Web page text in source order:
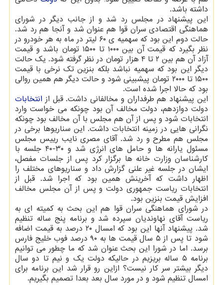
داشته باشد.
این پیشنهاد در مجلس رد شد و از جانب دیگر در شورای
هماهنگی اقتصادی سران قوا هم عنوان شد و آنجا هم رد شد.
حالت دوم این بود كه سهمیه ی ۶۰ لیتر در ماه به هر خودرو در
نظر بگیرد كه قیمت آن بین ۱۰۰۰ تا ۱۵۰۰ تومان باشد و قیمت
آزاد آن هم بین ۲ تا ۴ هزار تومان در نظر گرفته شود. یك حالت
دیگر این بود كه سهمیه نباشد بلكه بنزین تك نرخی با قیمت
۱۵۰۰ تا ۲۰۰۰ تومان پیشبینی شود و حالت دیگر هم همین روالی
بود كه حالا اجرا شده است.
این پیشنهاد هم طرفداران و مخالفانی داشت. قبل از انتخابات
دولت دوازدهم، دولت مخالف آن بود چونكه می خواست وارد
انتخابات شود و پس از آن هم مجلس با آن مخالف بود چونكه
نگرانی هایی در زمینه انتخابات داشت. این سناریوها برخی در
مجلس هم مطرح و رد شد. آقای مصری نایب رییس مجلس
مسئول یارانه ها و حامل های انرژی شد و ۳۰-۴۰ جلسه با
كارشناسان وزارت خانه ها برگزار كرد پس از جلسات مفصل،
ایشان در جلسه غیر علنی گزارش داد و سناریوهای مختلف را
اظهار داشت كه آخرینش همین بود كه اجرا شد. قبل از
انتخابات ریاست جمهوری دولت و پس از آن مجلس مخالف
افزایش قیمت بنزین بود.
در شورای هماهنگی سران قوا هم این بحث به كمیته ای به
ریاست آقای نهاوندیان سپرده شد و برنامه پنج ساله تنظیم
شد. پیشنهاد آنها این بود كه امسال ۲۰ درصد به قیمت اضافه
شود تا پس از ۵ سال قیمت ها به ۹۰ درصد فوب خلیج فارس
برسد. اما در شورا این بحث عنوان شد كه ما چطور می توانیم
برنامه ۵ ساله بریزیم در حالیكه دولت یك و نیم تا دو سال
دیگر بیشتر سر كار نیست؟ ازاین رو قرار شد این برنامه برای
امسال تنظیم شود و در مورد سال بعد بعدا تصمیم بگیریم.